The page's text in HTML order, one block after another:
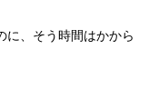
に、そう時間はかから